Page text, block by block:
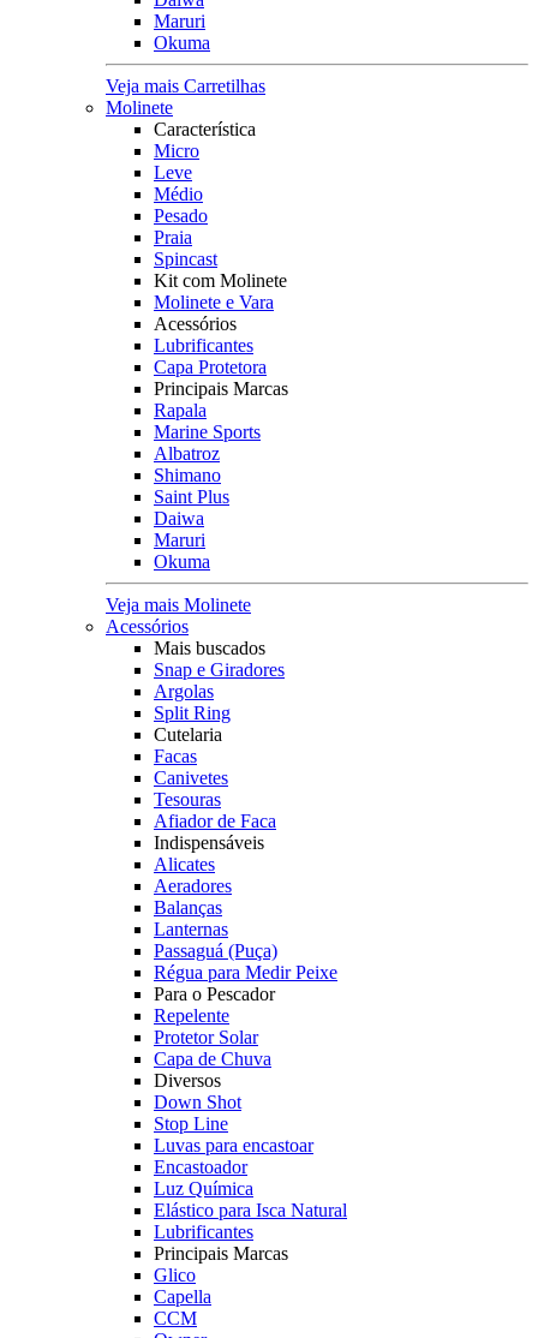
Maruri
Okuma
Veja mais Carretilhas
Molinete
Característica
Micro
Leve
Médio
Pesado
Praia
Spincast
Kit com Molinete
Molinete e Vara
Acessórios
Lubrificantes
Capa Protetora
Principais Marcas
Rapala
Marine Sports
Albatroz
Shimano
Saint Plus
Daiwa
Maruri
Okuma
Veja mais Molinete
Acessórios
Mais buscados
Snap e Giradores
Argolas
Split Ring
Cutelaria
Facas
Canivetes
Tesouras
Afiador de Faca
Indispensáveis
Alicates
Aeradores
Balanças
Lanternas
Passaguá (Puça)
Régua para Medir Peixe
Para o Pescador
Repelente
Protetor Solar
Capa de Chuva
Diversos
Down Shot
Stop Line
Luvas para encastoar
Encastoador
Luz Química
Elástico para Isca Natural
Lubrificantes
Principais Marcas
Glico
Capella
CCM